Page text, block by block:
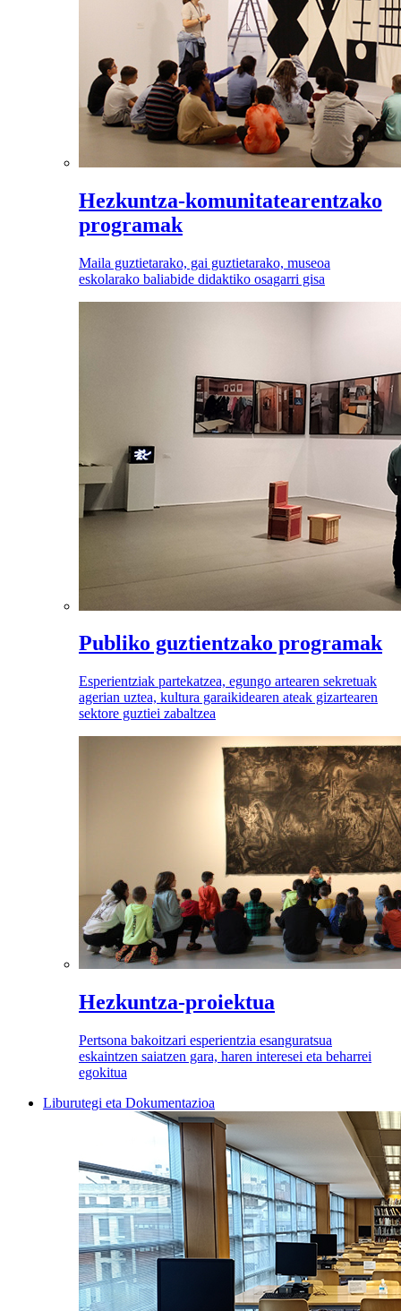
Hezkuntza-komunitatearentzako
programak
Maila guztietarako, gai guztietarako, museoa
eskolarako baliabide didaktiko osagarri gisa
Publiko guztientzako programak
Esperientziak partekatzea, egungo artearen sekretuak
agerian uztea, kultura garaikidearen ateak gizartearen
sektore guztiei zabaltzea
Hezkuntza-proiektua
Pertsona bakoitzari esperientzia esanguratsua
eskaintzen saiatzen gara, haren interesei eta beharrei
egokitua
Liburutegi eta Dokumentazioa